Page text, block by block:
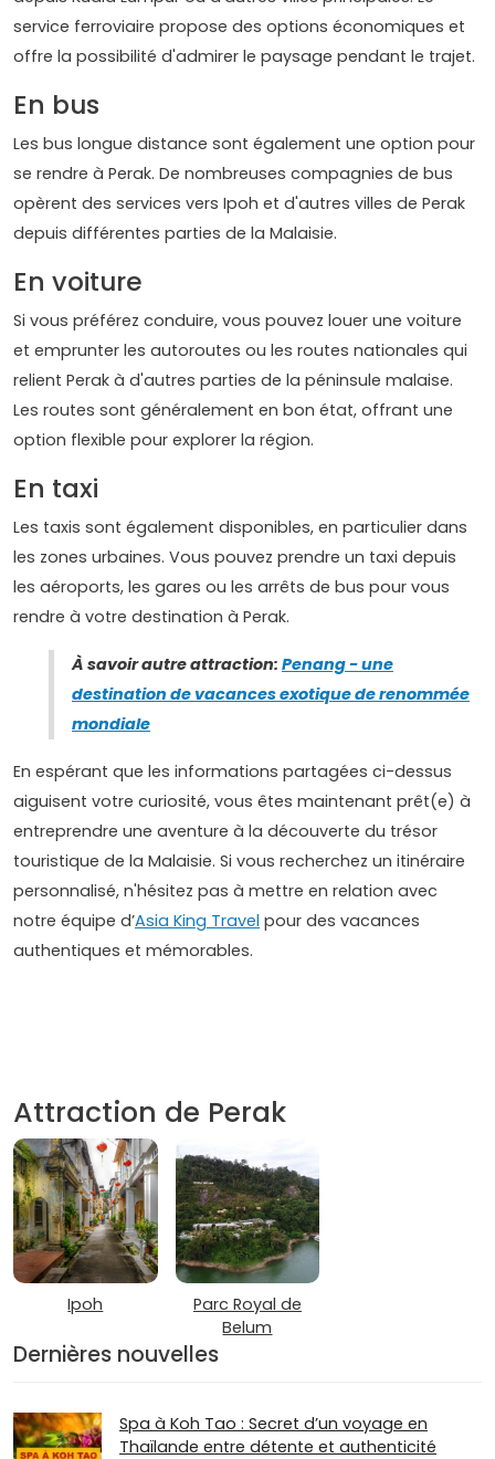
service ferroviaire propose des options économiques et
offre la possibilité d'admirer le paysage pendant le trajet.
En bus
Les bus longue distance sont également une option pour
se rendre à Perak. De nombreuses compagnies de bus
opèrent des services vers Ipoh et d'autres villes de Perak
depuis différentes parties de la Malaisie.
En voiture
Si vous préférez conduire, vous pouvez louer une voiture
et emprunter les autoroutes ou les routes nationales qui
relient Perak à d'autres parties de la péninsule malaise.
Les routes sont généralement en bon état, offrant une
option flexible pour explorer la région.
En taxi
Les taxis sont également disponibles, en particulier dans
les zones urbaines. Vous pouvez prendre un taxi depuis
les aéroports, les gares ou les arrêts de bus pour vous
rendre à votre destination à Perak.
À savoir autre attraction: Penang - une
destination de vacances exotique de renommée
mondiale
En espérant que les informations partagées ci-dessus
aiguisent votre curiosité, vous êtes maintenant prêt(e) à
entreprendre une aventure à la découverte du trésor
touristique de la Malaisie. Si vous recherchez un itinéraire
personnalisé, n'hésitez pas à mettre en relation avec
notre équipe d’Asia King Travel pour des vacances
authentiques et mémorables.
Attraction de Perak
Ipoh
Parc Royal de
Belum
Dernières nouvelles
Spa à Koh Tao : Secret d’un voyage en
Thaïlande entre détente et authenticité